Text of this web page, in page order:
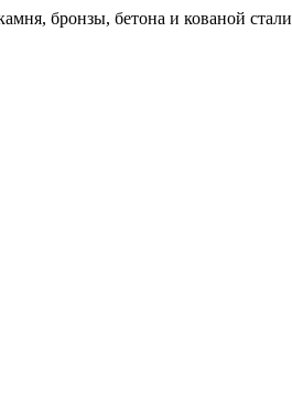
бронзы, бетона и кованой стали